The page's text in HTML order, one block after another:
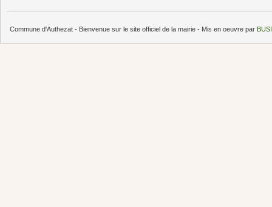
Commune d'Authezat - Bienvenue sur le site officiel de la mairie - Mis en oeuvre par